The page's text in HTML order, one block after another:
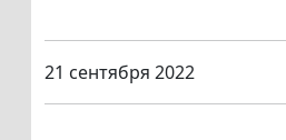
21 сентября 2022